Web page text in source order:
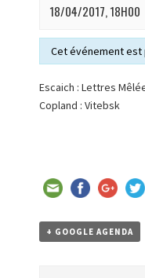
18/04/2017, 18H00
Cet événement est
Escaich : Lettres
Copland : Vitebsk
+ GOOGLE AGENDA